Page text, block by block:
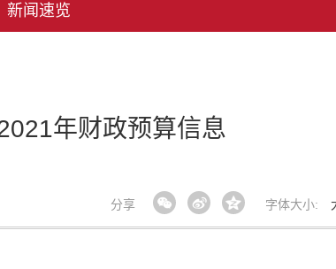
新闻速览
年财政预算信息
字体大小:
分享